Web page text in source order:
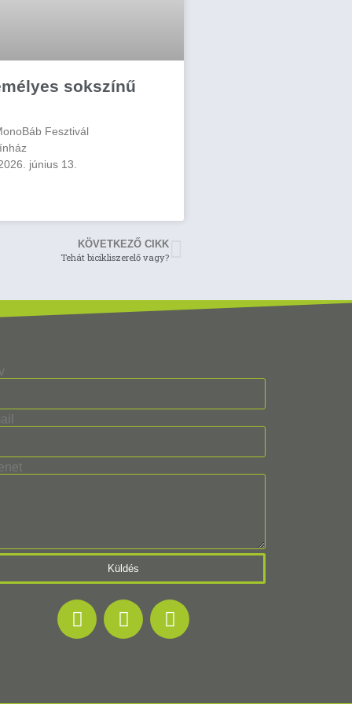
sokszínű
Fesztivál
június 13.
KÖVETKEZŐ CIKK
Tehát bicikliszerelő vagy?
Küldés